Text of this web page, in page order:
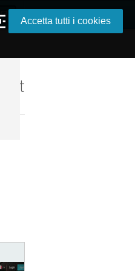
Accetta tutti i cookies